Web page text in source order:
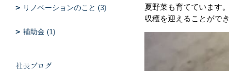
夏野菜も育てています
収穫を迎えることがで
リノベーションのこと (3)
補助金 (1)
社長ブログ